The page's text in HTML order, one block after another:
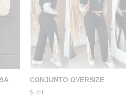
CONJUNTO OVERSIZE
$ 49